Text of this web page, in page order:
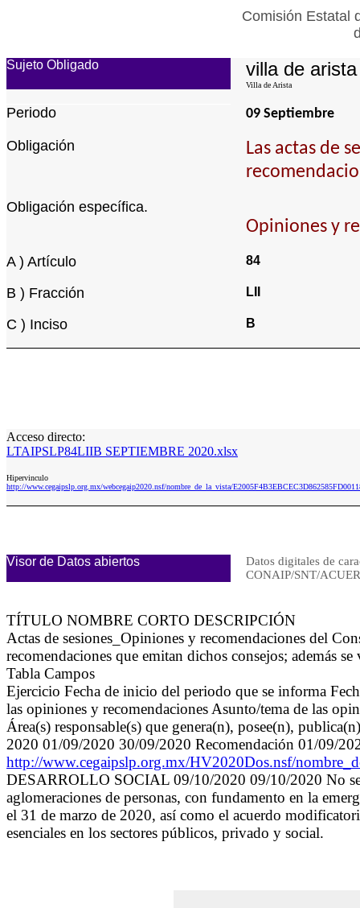
Comisión Estatal
Sujeto Obligado villa de
Villa de Arista
Periodo 09 Septiembre
Obligación
Las actas de
Obligación específica.
Opiniones y
A ) Artículo 84
B ) Fracción LII
C ) Inciso B
Acceso directo:
LTAIPSLP84LIIB SEPTIEMBRE 2020.xlsx
Hipervinculo
http://www.cegaipslp.org.mx/webcegaip2020.nsf/nombre_de_la_vista/
Visor de Datos abiertos
Datos digitales de
CONAIP/SNT/
TÍTULO NOMBRE CORTO DESCRIPCIÓN
Actas de sesiones_Opiniones y recomendaciones del
recomendaciones que emitan dichos consejos; además
Tabla Campos
Ejercicio Fecha de inicio del periodo que se informa
las opiniones y recomendaciones Asunto/tema de las
Área(s) responsable(s) que genera(n), posee(n),
2020 01/09/2020 30/09/2020 Recomendación 01/09/
http://www.cegaipslp.org.mx/HV2020Dos.nsf/
DESARROLLO SOCIAL 09/10/2020 09/10/2020 No se
aglomeraciones de personas, con fundamento en la
el 31 de marzo de 2020, así como el acuerdo
esenciales en los sectores públicos, privado y social.